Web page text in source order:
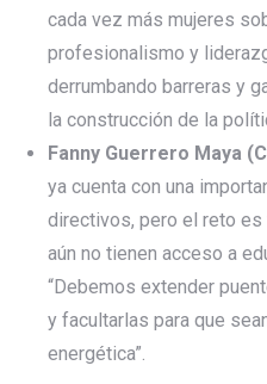
cada vez más mujeres
profesionalismo y
derrumbando barreras y
la construcción de la
Fanny Guerrero Maya
ya cuenta con una
directivos, pero el reto
aún no tienen acceso a
“Debemos extender
y facultarlas para que
energética”.